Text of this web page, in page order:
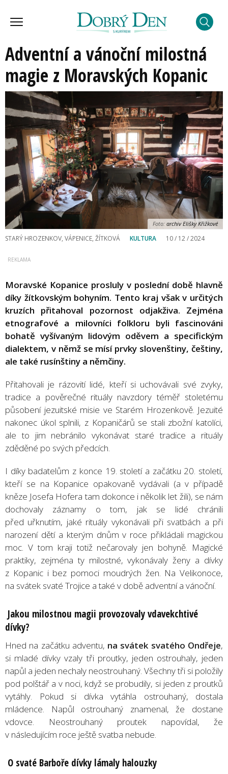
Adventní a vánoční milostná
magie z Moravských Kopanic
Foto: archiv Elišky Křižkové
STARÝ HROZENKOV, VÁPENICE, ŽÍTKOVÁ KULTURA 10 / 12 / 2024
Moravské Kopanice prosluly v poslední době hlavně
díky žítkovským bohyním. Tento kraj však v určitých
kruzích přitahoval pozornost odjakživa. Zejména
etnografové a milovníci folkloru byli fascinováni
bohatě vyšívaným lidovým oděvem a specifickým
dialektem, v němž se mísí prvky slovenštiny, češtiny,
ale také rusínštiny a němčiny.
Přitahovali je rázovití lidé, kteří si uchovávali své zvyky,
tradice a pověrečné rituály navzdory téměř stoletému
působení jezuitské misie ve Starém Hrozenkově. Jezuité
nakonec úkol splnili, z Kopaničárů se stali zbožní katolíci,
ale to jim nebránilo vykonávat staré tradice a rituály
zděděné po svých předcích.
I díky badatelům z konce 19. století a začátku 20. století,
kteří se na Kopanice opakovaně vydávali (a v případě
kněze Josefa Hofera tam dokonce i několik let žili), se nám
dochovaly záznamy o tom, jak se lidé chránili
před uřknutím, jaké rituály vykonávali při svatbách a při
narození dětí a kterým dnům v roce přikládali magickou
moc. V tom kraji totiž nečarovaly jen bohyně. Magické
praktiky, zejména ty milostné, vykonávaly ženy a dívky
z Kopanic i bez pomoci moudrých žen. Na Velikonoce,
na svátek svaté Trojice a také v době adventní a vánoční.
Jakou milostnou magii provozovaly vdavekchtivé
dívky?
Hned na začátku adventu, na svátek svatého Ondřeje,
si mladé dívky vzaly tři proutky, jeden ostrouhaly, jeden
napůl a jeden nechaly neostrouhaný. Všechny tři si položily
pod polštář a v noci, když se probudily, si jeden z proutků
vytáhly. Pokud si dívka vytáhla ostrouhaný, dostala
mládence. Napůl ostrouhaný znamenal, že dostane
vdovce. Neostrouhaný proutek napovídal, že
v následujícím roce ještě svatba nebude.
O svaté Barboře dívky lámaly halouzky